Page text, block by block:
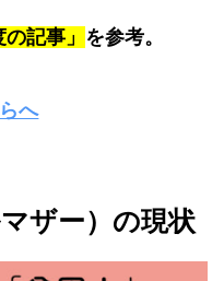
記事」 を参考。
へ
ザー）の現状